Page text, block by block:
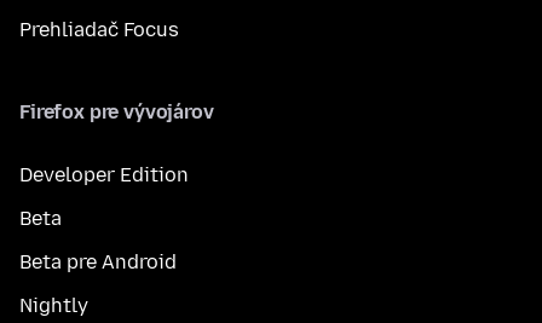
Prehliadač Focus
Firefox pre vývojárov
Developer Edition
Beta
Beta pre Android
Nightly